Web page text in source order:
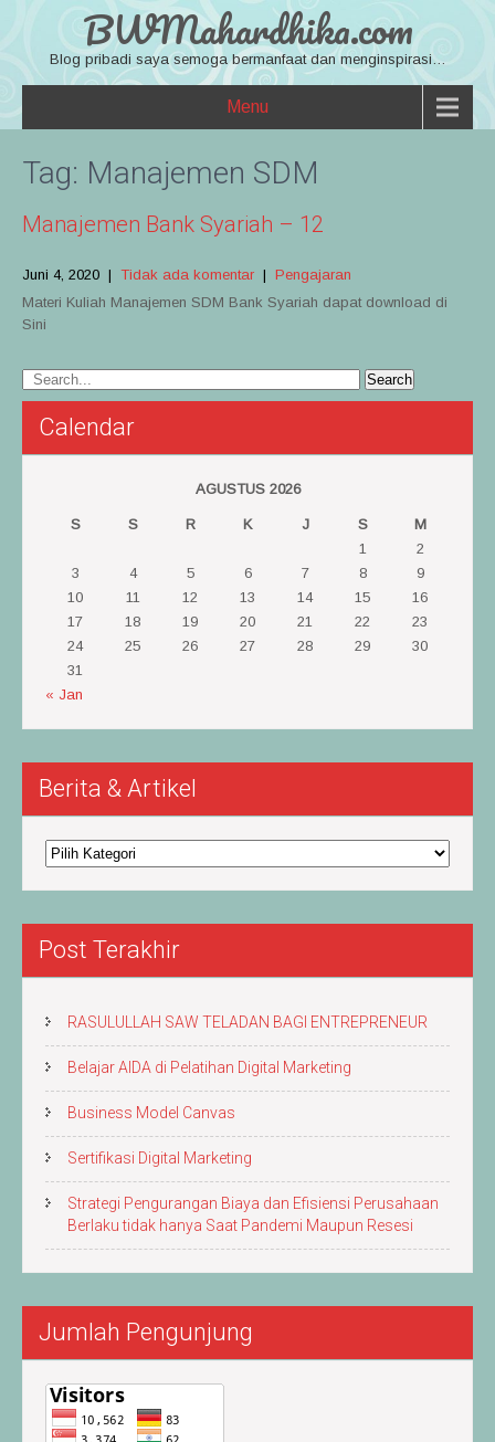
BWMahardhika.com
Blog pribadi saya semoga bermanfaat dan menginspirasi…
Menu
Tag: Manajemen SDM
Manajemen Bank Syariah – 12
Juni 4, 2020 | Tidak ada komentar | Pengajaran
Materi Kuliah Manajemen SDM Bank Syariah dapat download di
Sini
Calendar
AGUSTUS 2026
S S R K J S
M
1
2
3
4 5 6 7 8
9
10
11 12 13 14 15
16
17
18 19 20 21 22
23
24
25 26 27 28 29
30
31
« Jan
Berita & Artikel
Berita
&
Artikel
Post Terakhir
RASULULLAH SAW TELADAN BAGI ENTREPRENEUR
Belajar AIDA di Pelatihan Digital Marketing
Business Model Canvas
Sertifikasi Digital Marketing
Strategi Pengurangan Biaya dan Efisiensi Perusahaan
Berlaku tidak hanya Saat Pandemi Maupun Resesi
Jumlah Pengunjung